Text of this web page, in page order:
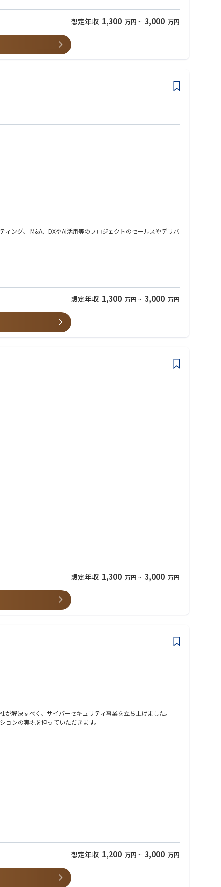
想定年収 1,300 万円 ~ 3,000 万円
ング、 M&A、DXやAI活用等のプロジェクトのセールスやデリバ
想定年収 1,300 万円 ~ 3,000 万円
か・クライアントを依存させていないか疑問に思われるような
域までの支援による、新しい実行/オペレーション変革コンサル
想定年収 1,300 万円 ~ 3,000 万円
解決すべく、サイバーセキュリティ事業を立ち上げました。
ンの実現を担っていただきます。
ルウェアセキュリティ設計支援 等
の検知・対応力が競争力を左右。
要。
想定年収 1,200 万円 ~ 3,000 万円